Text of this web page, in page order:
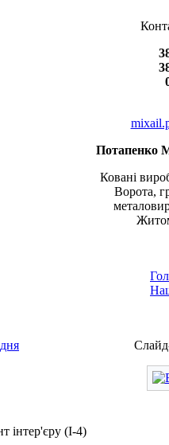
Потапенко
Ковані
Ворота,
інтер'єру (I-4)